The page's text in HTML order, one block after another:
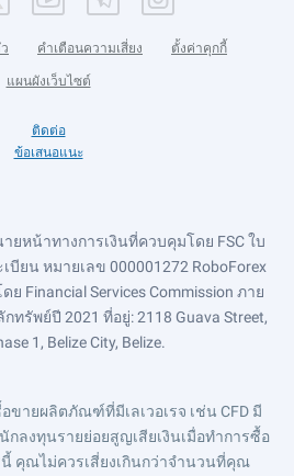
คำเตือนความเสี่ยง ตั้งค่าคุกกี้
แผนผังเว็บไซต์
ติดต่อ
ข้อเสนอแนะ
ยหน้าทางการเงินที่ควบคุมโดย FSC ใบ
บียน หมายเลข 000001272 RoboForex
Financial Services Commission ภาย
รัพย์ปี 2021 ที่อยู่: 2118 Guava Street,
1, Belize City, Belize.
อขายผลิตภัณฑ์ที่มีเลเวอเรจ เช่น CFD มี
กลงทุนรายย่อยสูญเสียเงินเมื่อทำการซื้อ
นี้ คุณไม่ควรเสี่ยงเกินกว่าจำนวนที่คุณ